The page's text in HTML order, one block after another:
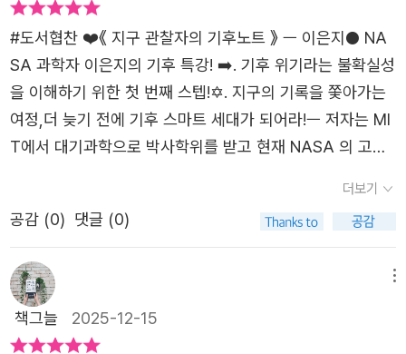
닫히지는 않았다고 말한다. 탄소 감축, 재생에너지 전환, 탄
소 포집 기술 등 전 세계적인 시도들을 소개하며, 변화의 가
능성을 ‘희망의 과학’으로 보여준다. 가장 눈에 띄는 개념은
‘기후 스마트 세대’다. 저자는 자신의 행동이 기후위기 해결
에 도움이 되는지를 능동적으로 판단하고, 데이터를 바탕으
로 창의적으로 응용할 줄 아는 세대를 새로운 게임 체인저로
제시한다. 단순히 불안해하거나 죄책감을 느끼는 것이 아니
라, 과학적으로 이해하고 현명하게 대응하는 시민의 자세를
강조한다. 책 말미에 수록된 IPCC 보고서 읽는 법은 독자가
‘기후 스마트 세대’로 성장할 수 있도록 돕는 실제적 가이드
다. 재즈 뮤지션들과 함께 기후 이야기를 전하는 공연을 기
획했던 저자의 이력은, 과학과 예술을 잇는 다리처럼 이 책
의 메시지를 완성시킨다. 냉철한 분석과 따뜻한 서술이 어우
#도서협찬 ❤️《 지구 관찰자의 기후노트 》 ㅡ 이은지● NA
SA 과학자 이은지의 기후 특강! ➡️. 기후 위기라는 불확실성
을 이해하기 위한 첫 번째 스텝!✡️. 지구의 기록을 쫓아가는
여정,더 늦기 전에 기후 스마트 세대가 되어라!ㅡ 저자는 MI
T에서 대기과학으로 박사학위를 받고 현재 NASA 의 고다
측에 관한 연구를 수행하고 있다고 한다. 그래서 이 책도 한
국인으로써 미국에서 근무하며 전세계의 기후변화에 대해
쓴 학술서는 아니다. 오히려 일반인들도 쉽게 보고 느낄 수
있는 환경에세이에 가깝다. '비행기에서 겪는 난기류가 평소
와 다르다' 같은 일상적 기록을 자신의 지식과 더불어 서술
더보기
공감 (0) 댓글 (0)
책그늘 2025-12-15